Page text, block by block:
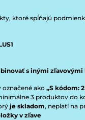
ktoré spĺňajú
s inými zľavovými
ako „S kódom:
3 produktov do
je skladom, neplatí na
v zľave